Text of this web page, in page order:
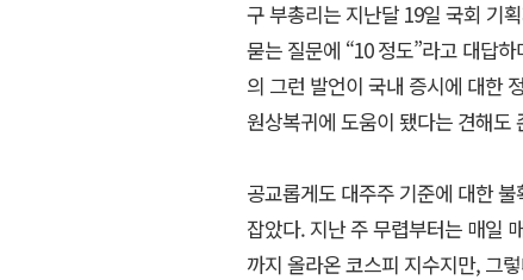
구 부총리는 지난달 19일 국회 기
묻는 질문에 “10 정도”라고 대답
의 그런 발언이 국내 증시에 대한
원상복귀에 도움이 됐다는 견해도
공교롭게도 대주주 기준에 대한
잡았다. 지난 주 무렵부터는 매일
까지 올라온 코스피 지수지만, 그